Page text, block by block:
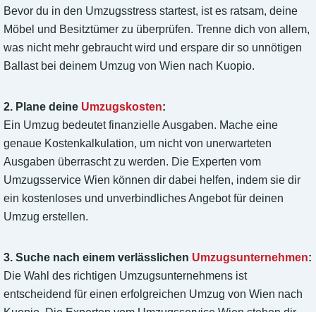
Bevor du in den Umzugsstress startest, ist es ratsam, deine
Möbel und Besitztümer zu überprüfen. Trenne dich von allem,
was nicht mehr gebraucht wird und erspare dir so unnötigen
Ballast bei deinem Umzug von Wien nach Kuopio.
2. Plane deine Umzugskosten:
Ein Umzug bedeutet finanzielle Ausgaben. Mache eine
genaue Kostenkalkulation, um nicht von unerwarteten
Ausgaben überrascht zu werden. Die Experten vom
Umzugsservice Wien können dir dabei helfen, indem sie dir
ein kostenloses und unverbindliches Angebot für deinen
Umzug erstellen.
3. Suche nach einem verlässlichen Umzugsunternehmen:
Die Wahl des richtigen Umzugsunternehmens ist
entscheidend für einen erfolgreichen Umzug von Wien nach